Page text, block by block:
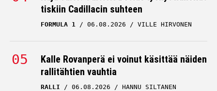
tiskiin Cadillacin suhteen
FORMULA 1 06.08.2026 VILLE HIRVONEN
Kalle Rovanperä ei voinut käsittää näiden
rallitähtien vauhtia
RALLI 06.08.2026 HANNU SILTANEN